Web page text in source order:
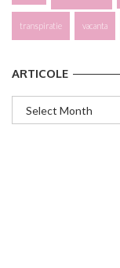
transpiratie vacanta
ARTICOLE
Articole